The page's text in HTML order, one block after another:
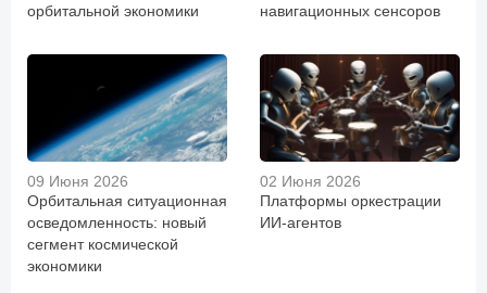
орбитальной экономики
навигационных сенсоров
09 Июня 2026
Орбитальная ситуационная
осведомленность: новый
сегмент космической
экономики
02 Июня 2026
Платформы оркестрации
ИИ-агентов